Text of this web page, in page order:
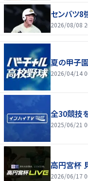
センバツ8
2026/08/08
夏の甲子
2026/04/14
全30競技
2025/06/21
高円宮杯
2026/06/17